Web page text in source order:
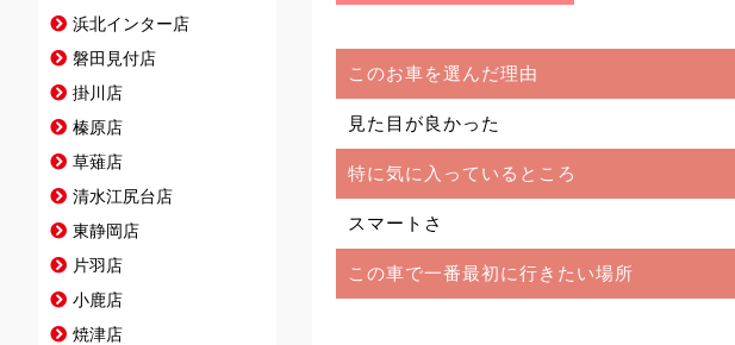
浜北インター店
磐田見付店
掛川店
榛原店
草薙店
清水江尻台店
東静岡店
片羽店
小鹿店
焼津店
このお車を選んだ理由
見た目が良かった
特に気に入っているところ
スマートさ
この車で一番最初に行きたい場所